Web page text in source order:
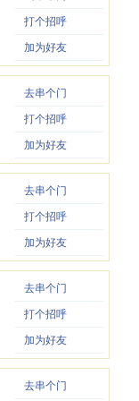
打个招呼
加为好友
去串个门
打个招呼
加为好友
去串个门
打个招呼
加为好友
去串个门
打个招呼
加为好友
去串个门